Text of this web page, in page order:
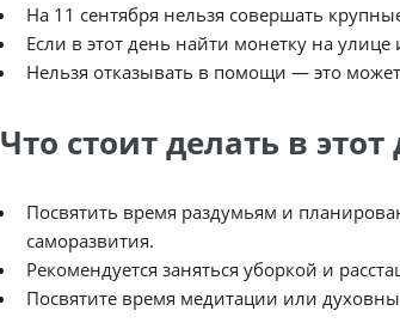
На 11 сентября нельзя совершать
Если в этот день найти монетку на
Нельзя отказывать в помощи — это
Что стоит делать в этот
Посвятить время раздумьям и
саморазвития.
Рекомендуется заняться уборкой и
Посвятите время медитации или